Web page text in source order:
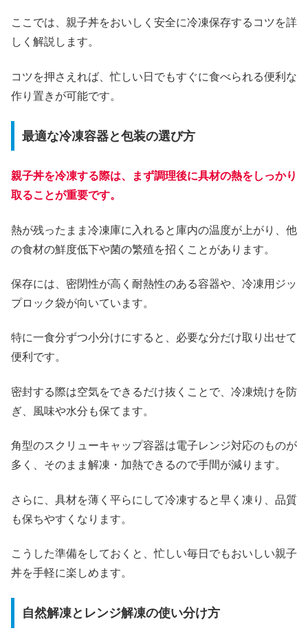
ここでは、親子丼をおいしく安全に冷凍保存するコツを詳
しく解説します。
コツを押さえれば、忙しい日でもすぐに食べられる便利な
作り置きが可能です。
最適な冷凍容器と包装の選び方
親子丼を冷凍する際は、まず調理後に具材の熱をしっかり
取ることが重要です。
熱が残ったまま冷凍庫に入れると庫内の温度が上がり、他
の食材の鮮度低下や菌の繁殖を招くことがあります。
保存には、密閉性が高く耐熱性のある容器や、冷凍用ジッ
プロック袋が向いています。
特に一食分ずつ小分けにすると、必要な分だけ取り出せて
便利です。
密封する際は空気をできるだけ抜くことで、冷凍焼けを防
ぎ、風味や水分も保てます。
角型のスクリューキャップ容器は電子レンジ対応のものが
多く、そのまま解凍・加熱できるので手間が減ります。
さらに、具材を薄く平らにして冷凍すると早く凍り、品質
も保ちやすくなります。
こうした準備をしておくと、忙しい毎日でもおいしい親子
丼を手軽に楽しめます。
自然解凍とレンジ解凍の使い分け方